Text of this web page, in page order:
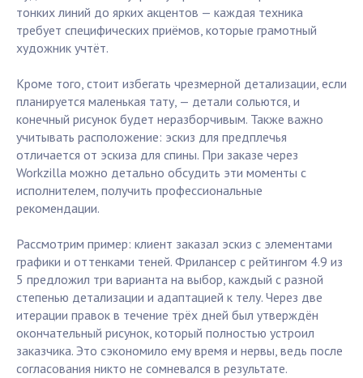
тонких линий до ярких акцентов — каждая техника
требует специфических приёмов, которые грамотный
художник учтёт.
Кроме того, стоит избегать чрезмерной детализации, если
планируется маленькая тату, — детали сольются, и
конечный рисунок будет неразборчивым. Также важно
учитывать расположение: эскиз для предплечья
отличается от эскиза для спины. При заказе через
Workzilla можно детально обсудить эти моменты с
исполнителем, получить профессиональные
рекомендации.
Рассмотрим пример: клиент заказал эскиз с элементами
графики и оттенками теней. Фрилансер с рейтингом 4.9 из
5 предложил три варианта на выбор, каждый с разной
степенью детализации и адаптацией к телу. Через две
итерации правок в течение трёх дней был утверждён
окончательный рисунок, который полностью устроил
заказчика. Это сэкономило ему время и нервы, ведь после
согласования никто не сомневался в результате.